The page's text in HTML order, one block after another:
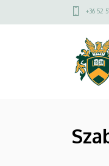
Amerikai
a
Felső
menü
+36 52